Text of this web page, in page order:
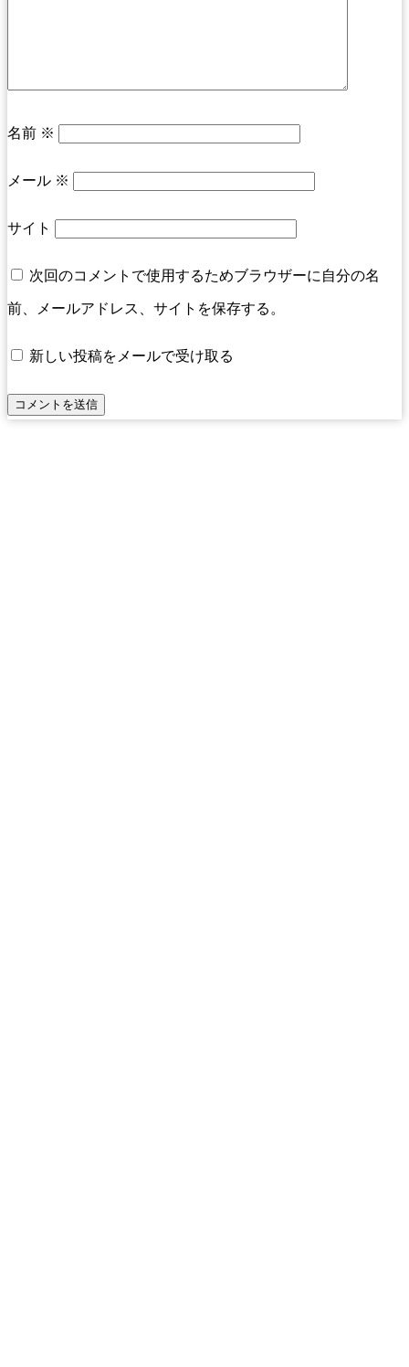
名前 ※
メール ※
サイト
次回のコメントで使用するためブラウザーに自分の名
前、メールアドレス、サイトを保存する。
新しい投稿をメールで受け取る